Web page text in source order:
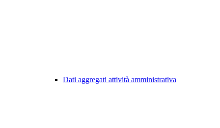
Dati aggregati attività amministrativa